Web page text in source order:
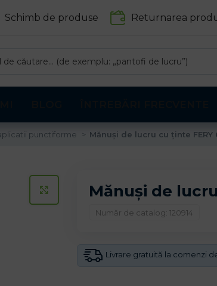
Schimb de produse Returnarea
punctiforme Mănuși de lucru cu ținte FERY
CLICK PENTRU A MARI
Mănuși de
Număr de catalog: 120914
Livrare gratuită la comenzi